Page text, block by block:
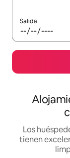
Salida
Los
tienen